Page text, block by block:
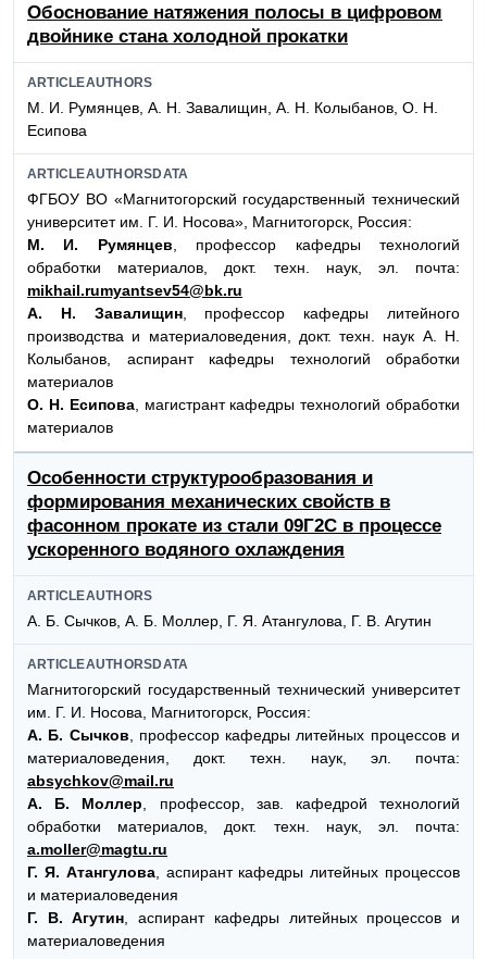
Обоснование натяжения полосы в цифровом
двойнике стана холодной прокатки
ARTICLEAUTHORS
М. И. Румянцев, А. Н. Завалищин, А. Н. Колыбанов, О. Н.
Есипова
ARTICLEAUTHORSDATA
ФГБОУ ВО «Магнитогорский государственный технический
университет им. Г. И. Носова», Магнитогорск, Россия:
М. И. Румянцев, профессор кафедры технологий
обработки материалов, докт. техн. наук, эл. почта:
mikhail.rumyantsev54@bk.ru
А. Н. Завалищин, профессор кафедры литейного
производства и материаловедения, докт. техн. наук А. Н.
Колыбанов, аспирант кафедры технологий обработки
материалов
О. Н. Есипова, магистрант кафедры технологий обработки
материалов
Особенности структурообразования и
формирования механических свойств в
фасонном прокате из стали 09Г2С в процессе
ускоренного водяного охлаждения
ARTICLEAUTHORS
А. Б. Сычков, А. Б. Моллер, Г. Я. Атангулова, Г. В. Агутин
ARTICLEAUTHORSDATA
Магнитогорский государственный технический университет
им. Г. И. Носова, Магнитогорск, Россия:
А. Б. Сычков , профессор кафедры литейных процессов и
материаловедения, докт. техн. наук, эл. почта:
absychkov@mail.ru
А. Б. Моллер , профессор, зав. кафедрой технологий
обработки материалов, докт. техн. наук, эл. почта:
a.moller@magtu.ru
Г. Я. Атангулова, аспирант кафедры литейных процессов
и материаловедения
Г. В. Агутин , аспирант кафедры литейных процессов и
материаловедения